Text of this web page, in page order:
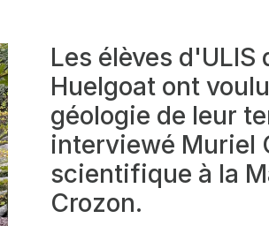
Les élèves d'ULIS
Huelgoat ont
géologie de leur
interviewé Muriel
scientifique à la
Crozon.